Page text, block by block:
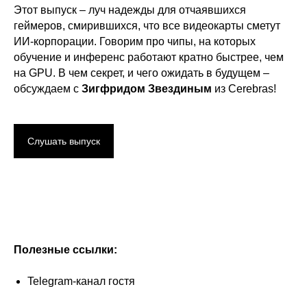
Этот выпуск – луч надежды для отчаявшихся
геймеров, смирившихся, что все видеокарты сметут
ИИ-корпорации. Говорим про чипы, на которых
обучение и инференс работают кратно быстрее, чем
на GPU. В чем секрет, и чего ожидать в будущем –
обсуждаем с Зигфридом Звездиным из Cerebras!
Слушать выпуск
Полезные ссылки:
Telegram-канал гостя